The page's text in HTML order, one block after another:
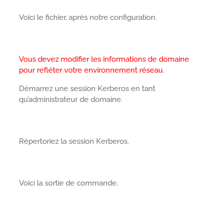
Voici le fichier, après notre configuration.
Vous devez modifier les informations de domaine
pour refléter votre environnement réseau.
Démarrez une session Kerberos en tant
qu’administrateur de domaine.
Répertoriez la session Kerberos.
Voici la sortie de commande.